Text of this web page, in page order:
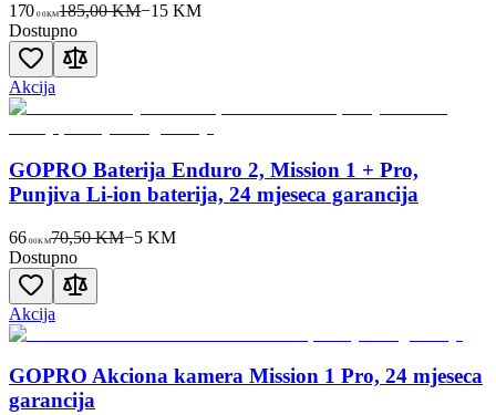
170 00KM185,00 KM−15 KM
Dostupno
Akcija
GOPRO Baterija Enduro 2, Mission 1 + Pro,
Punjiva Li-ion baterija, 24 mjeseca garancija
66 00KM70,50 KM−5KM
Dostupno
Akcija
GOPRO Akciona kamera Mission 1 Pro, 24 mjeseca
garancija